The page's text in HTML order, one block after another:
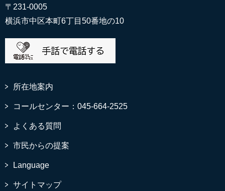
〒231-0005
横浜市中区本町6丁目50番地の10
所在地案内
コールセンター：045-664-2525
よくある質問
市民からの提案
Language
サイトマップ